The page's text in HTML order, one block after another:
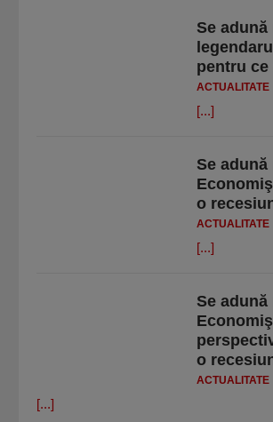
Se
pentru ce
ACTUALITATE
[...]
Se
o
ACTUALITATE
[...]
Se
o
ACTUALITATE
[...]